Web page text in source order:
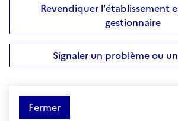
Revendiquer l'établissement
gestionnaire
Signaler un problème ou
Fermer